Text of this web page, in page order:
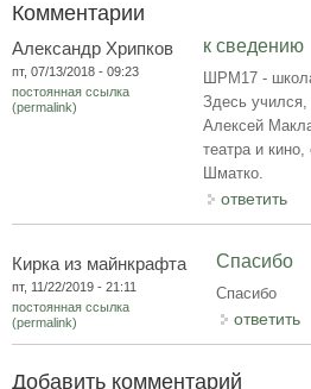
Комментарии
Александр Хрипков
пт, 07/13/2018 - 09:23
постоянная ссылка
(permalink)
к сведению
ШРМ17 -
Здесь учился,
Алексей
театра и
Шматко.
ответить
Кирка из майнкрафта
пт, 11/22/2019 - 21:11
постоянная ссылка
(permalink)
Спасибо
Спасибо
ответить
Добавить комментарий